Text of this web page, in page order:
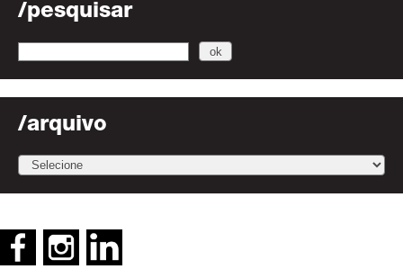
/pesquisar
/arquivo